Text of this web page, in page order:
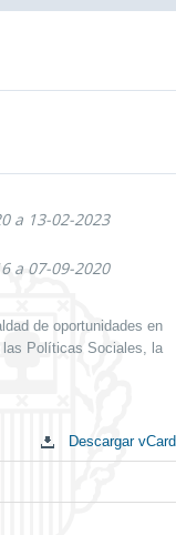
a 13-02-2023
a 07-09-2020
de oportunidades en
las Políticas Sociales, la
Descargar vCard